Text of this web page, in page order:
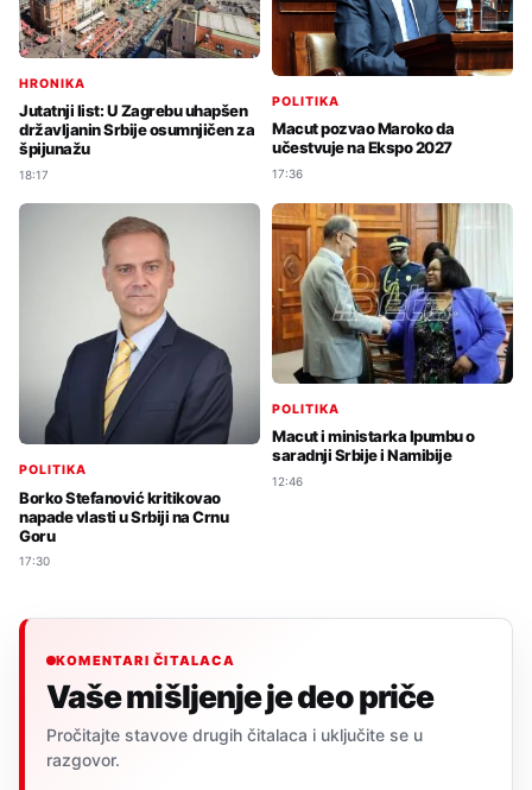
HRONIKA
Jutatnji list: U Zagrebu uhapšen
državljanin Srbije osumnjičen za
špijunažu
18:17
POLITIKA
Macut pozvao Maroko da
učestvuje na Ekspo 2027
17:36
POLITIKA
Borko Stefanović kritikovao
napade vlasti u Srbiji na Crnu
Goru
17:30
POLITIKA
Macut i ministarka Ipumbu o
saradnji Srbije i Namibije
12:46
KOMENTARI ČITALACA
Vaše mišljenje je deo priče
Pročitajte stavove drugih čitalaca i uključite se u
razgovor.